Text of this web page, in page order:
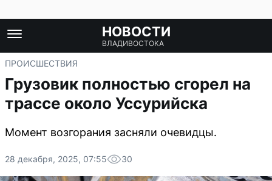
НОВОСТИ
ВЛАДИВОСТОКА
ПРОИСШЕСТВИЯ
Грузовик полностью сгорел на
трассе около Уссурийска
Момент возгорания засняли очевидцы.
28 декабря, 2025, 07:55 30